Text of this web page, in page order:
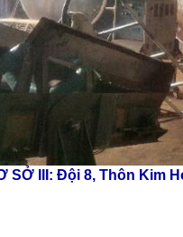
SỞ III: Đội 8, Thôn Kim